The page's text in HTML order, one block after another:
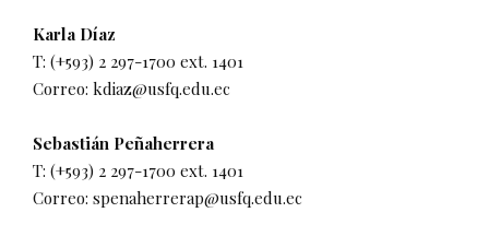
Karla Díaz
T: (+593) 2 297-1700 ext. 1401
Correo: kdiaz@usfq.edu.ec
Sebastián Peñaherrera
T: (+593) 2 297-1700 ext. 1401
Correo: spenaherrerap@usfq.edu.ec